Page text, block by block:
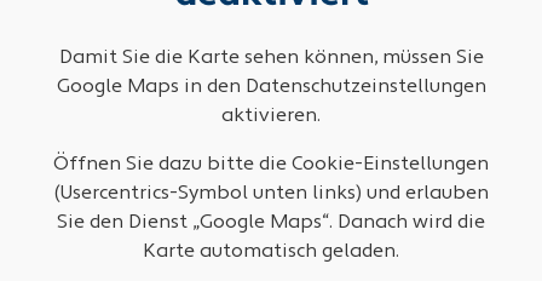
Damit Sie die Karte sehen können, müssen Sie
Google Maps in den Datenschutzeinstellungen
aktivieren.
Öffnen Sie dazu bitte die Cookie-Einstellungen
(Usercentrics-Symbol unten links) und erlauben
Sie den Dienst „Google Maps“. Danach wird die
Karte automatisch geladen.